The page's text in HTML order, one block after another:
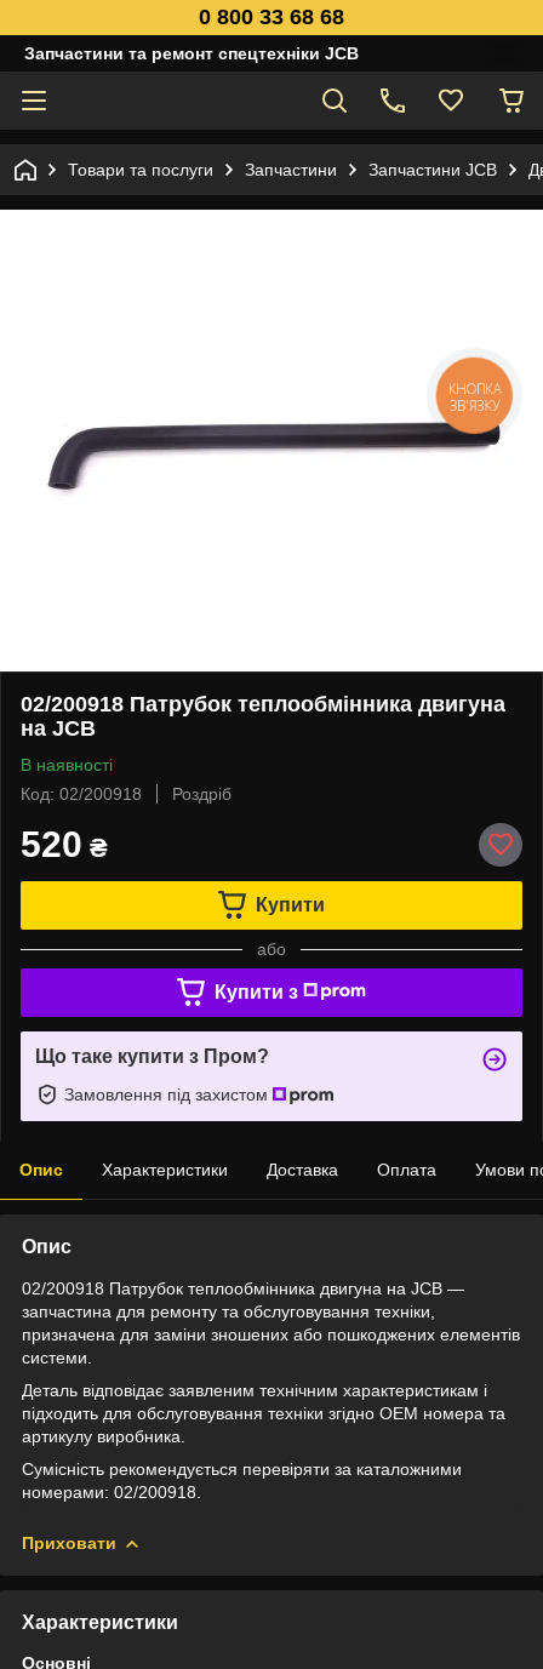
0 800 33 68 68
Запчастини та ремонт спецтехніки JCB
Товари та послуги Запчастини Запчастини JCB
02/200918 Патрубок теплообмінника двигуна
на JCB
В наявності
Код: 02/200918
Роздріб
520 ₴
Купити
або
Купити з
Що таке купити з Пром?
Замовлення під захистом
Опис Характеристики Доставка Оплата Умови
Опис
02/200918 Патрубок теплообмінника двигуна на JCB —
запчастина для ремонту та обслуговування техніки,
призначена для заміни зношених або пошкоджених елементів
системи.
Деталь відповідає заявленим технічним характеристикам і
підходить для обслуговування техніки згідно OEM номера та
артикулу виробника.
Сумісність рекомендується перевіряти за каталожними
номерами: 02/200918.
Приховати
Характеристики
Основні
КНОПКА
ЗВ'ЯЗКУ